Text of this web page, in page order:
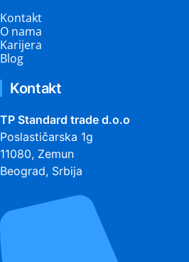
Kontakt
O nama
Karijera
Blog
Kontakt
TP Standard trade d.o.o
Poslastičarska 1g
11080, Zemun
Beograd, Srbija